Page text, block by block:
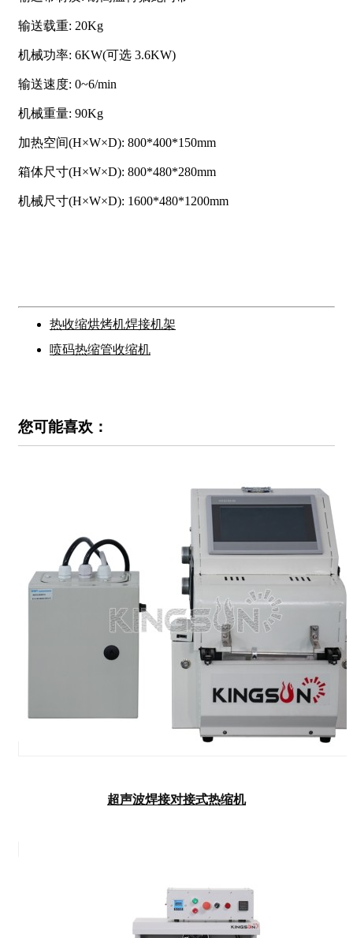
输送载重: 20Kg
机械功率: 6KW(可选 3.6KW)
输送速度: 0~6/min
机械重量: 90Kg
加热空间(H×W×D): 800*400*150mm
箱体尺寸(H×W×D): 800*480*280mm
机械尺寸(H×W×D): 1600*480*1200mm
热收缩烘烤机焊接机架
喷码热缩管收缩机
您可能喜欢：
超声波焊接对接式热缩机